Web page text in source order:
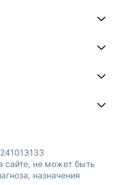
клубе
и -30%
сайте, не может быть
назначения